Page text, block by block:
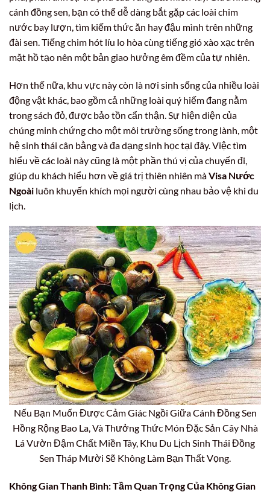
cánh đồng sen, bạn có thể dễ dàng bắt gặp các loài chim
nước bay lượn, tìm kiếm thức ăn hay đậu mình trên những
đài sen. Tiếng chim hót líu lo hòa cùng tiếng gió xào xạc trên
mặt hồ tạo nên một bản giao hưởng êm đềm của tự nhiên.
Hơn thế nữa, khu vực này còn là nơi sinh sống của nhiều loài
động vật khác, bao gồm cả những loài quý hiếm đang nằm
trong sách đỏ, được bảo tồn cẩn thận. Sự hiện diện của
chúng minh chứng cho một môi trường sống trong lành, một
hệ sinh thái cân bằng và đa dạng sinh học tại đây. Việc tìm
hiểu về các loài này cũng là một phần thú vị của chuyến đi,
giúp du khách hiểu hơn về giá trị thiên nhiên màVisa Nước
Ngoài luôn khuyến khích mọi người cùng nhau bảo vệ khi du
lịch.
Nếu Bạn Muốn Được Cảm Giác Ngồi Giữa Cánh Đồng Sen
Hồng Rộng Bao La, Và Thưởng Thức Món Đặc Sản Cây Nhà
Lá Vườn Đậm Chất Miền Tây, Khu Du Lịch Sinh Thái Đồng
Sen Tháp Mười Sẽ Không Làm Bạn Thất Vọng.
Không Gian Thanh Bình: Tầm Quan Trọng Của Không Gian